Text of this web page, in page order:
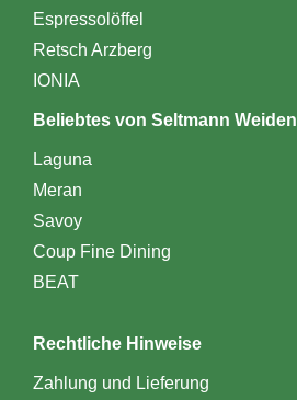
Espressolöffel
Retsch Arzberg
IONIA
Beliebtes von Seltmann Weiden
Laguna
Meran
Savoy
Coup Fine Dining
BEAT
Rechtliche Hinweise
Zahlung und Lieferung